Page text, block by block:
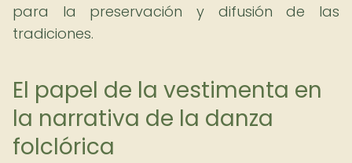
para la preservación y difusión de las
tradiciones.
El papel de la vestimenta en
la narrativa de la danza
folclórica